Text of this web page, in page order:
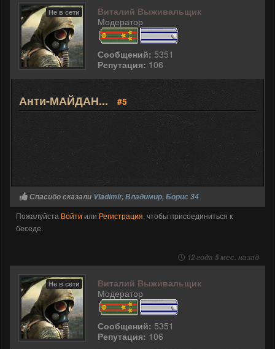
Не в сети
Виталий Выживальщик
Модератор
Сообщений: 5351
Репутация: 106
Анти-МАЙДАН... #5
Спасибо сказали Vladimir, Владимир, Борис 34
Пожалуйста Войти или Регистрация, чтобы присоединиться к
беседе.
12 года 5 мес. назад
Не в сети
Виталий Выживальщик
Модератор
Сообщений: 5351
Репутация: 106